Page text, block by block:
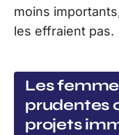
moins
les effraient pas.
Les
prudentes
projets